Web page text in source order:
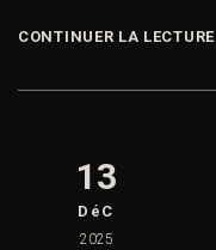
CONTINUER LA LECTURE
13
DéC
2025